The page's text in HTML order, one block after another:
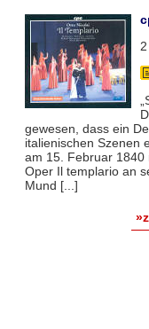
gewesen, dass ein
italienischen Szenen
am 15. Februar 1840
Oper Il templario an
Mund [...]